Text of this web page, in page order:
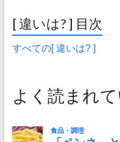
[ 違いは? ] 目次
すべての[ 違いは? ]
よく読まれて